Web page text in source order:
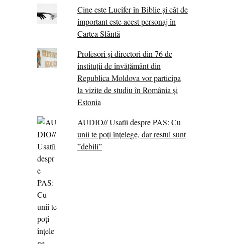
Cine este Lucifer în Biblie și cât de
important este acest personaj în
Cartea Sfântă
Profesori și directori din 76 de
instituții de învățământ din
Republica Moldova vor participa
la vizite de studiu în România și
Estonia
AUDIO// Usatîi despre PAS: Cu
unii te poți înțelege, dar restul sunt
”debili”